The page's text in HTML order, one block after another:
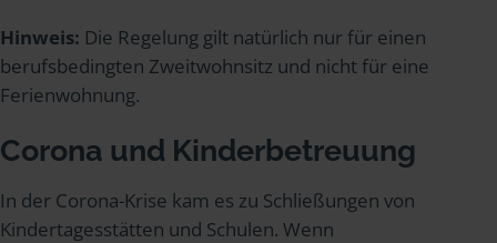
Hinweis: Die Regelung gilt natürlich nur für einen
berufsbedingten Zweitwohnsitz und nicht für eine
Ferienwohnung.
Corona und Kinderbetreuung
In der Corona-Krise kam es zu Schließungen von
Kindertagesstätten und Schulen. Wenn